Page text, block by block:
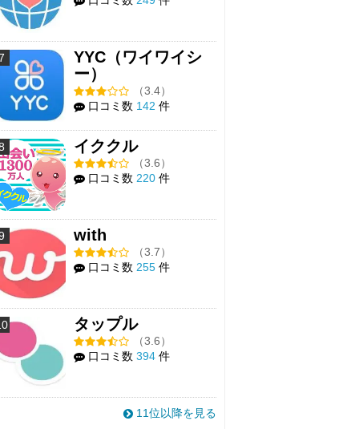
YYC（ワイワイシ
ー）
（3.4）
口コミ数 142 件
イククル
（3.6）
口コミ数 220 件
with
（3.7）
口コミ数 255 件
タップル
（3.6）
口コミ数 394 件
11位以降を見る